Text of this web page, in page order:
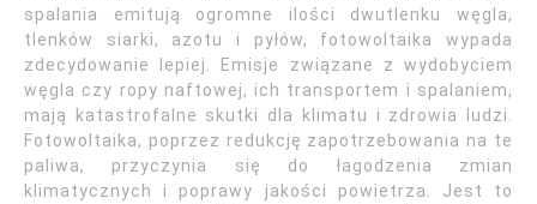
spalania emitują ogromne ilości dwutlenku węgla,
tlenków siarki, azotu i pyłów, fotowoltaika wypada
zdecydowanie lepiej. Emisje związane z wydobyciem
węgla czy ropy naftowej, ich transportem i spalaniem,
mają katastrofalne skutki dla klimatu i zdrowia ludzi.
Fotowoltaika, poprzez redukcję zapotrzebowania na te
paliwa, przyczynia się do łagodzenia zmian
klimatycznych i poprawy jakości powietrza. Jest to